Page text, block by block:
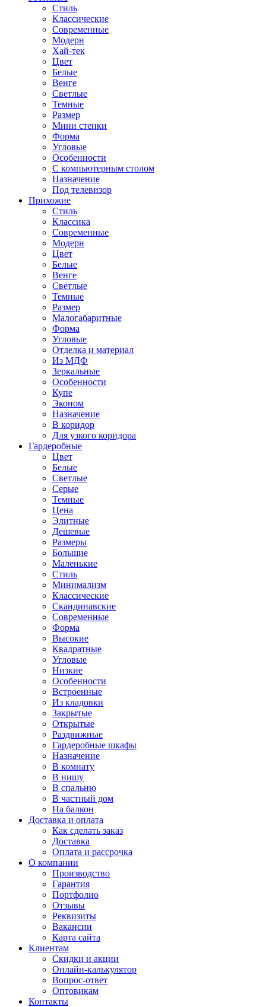
Стиль
Классические
Современные
Модерн
Хай-тек
Цвет
Белые
Венге
Светлые
Темные
Размер
Мини стенки
Форма
Угловые
Особенности
С компьютерным столом
Назначение
Под телевизор
Прихожие
Стиль
Классика
Современные
Модерн
Цвет
Белые
Венге
Светлые
Темные
Размер
Малогабаритные
Форма
Угловые
Отделка и материал
Из МДФ
Зеркальные
Особенности
Купе
Эконом
Назначение
В коридор
Для узкого коридора
Гардеробные
Цвет
Белые
Светлые
Серые
Темные
Цена
Элитные
Дешевые
Размеры
Большие
Маленькие
Стиль
Минимализм
Классические
Скандинавские
Современные
Форма
Высокие
Квадратные
Угловые
Низкие
Особенности
Встроенные
Из кладовки
Закрытые
Открытые
Раздвижные
Гардеробные шкафы
Назначение
В комнату
В нишу
В спальню
В частный дом
На балкон
Доставка и оплата
Как сделать заказ
Доставка
Оплата и рассрочка
О компании
Производство
Гарантия
Портфолио
Отзывы
Реквизиты
Вакансии
Карта сайта
Клиентам
Скидки и акции
Онлайн-калькулятор
Вопрос-ответ
Оптовикам
Контакты